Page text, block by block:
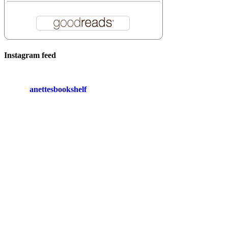
Instagram feed
anettesbookshelf